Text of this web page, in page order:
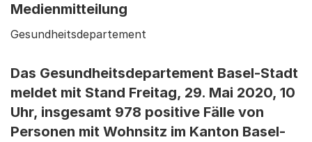
Medienmitteilung
Gesundheitsdepartement
Das Gesundheitsdepartement Basel-Stadt
meldet mit Stand Freitag, 29. Mai 2020, 10
Uhr, insgesamt 978 positive Fälle von
Personen mit Wohnsitz im Kanton Basel-